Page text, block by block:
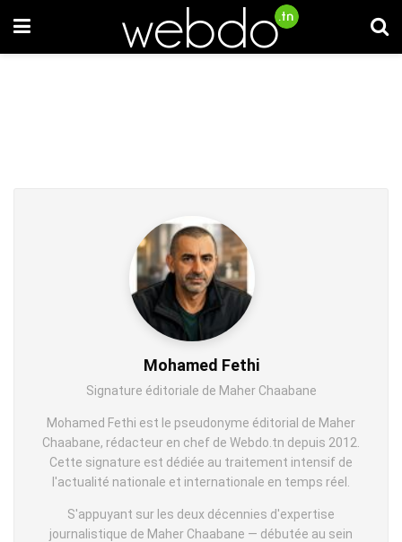
Mohamed Fethi
Signature éditoriale de Maher Chaabane
Mohamed Fethi est le pseudonyme éditorial de Maher
Chaabane, rédacteur en chef de Webdo.tn depuis 2012.
Cette signature est dédiée au traitement intensif de
l'actualité nationale et internationale en temps réel.
S'appuyant sur les deux décennies d'expertise
journalistique de Maher Chaabane — débutée au sein